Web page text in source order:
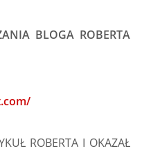
BLOGA ROBERTA
ROBERTA I OKAZAŁ